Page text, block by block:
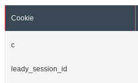
Cookie
c
leady_session_id